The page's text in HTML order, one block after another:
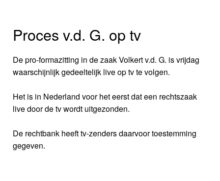
Proces v.d. G. op tv
De pro-formazitting in de zaak Volkert v.d. G. is vrijdag
waarschijnlijk gedeeltelijk live op tv te volgen.
Het is in Nederland voor het eerst dat een rechtszaak
live door de tv wordt uitgezonden.
De rechtbank heeft tv-zenders daarvoor toestemming
gegeven.